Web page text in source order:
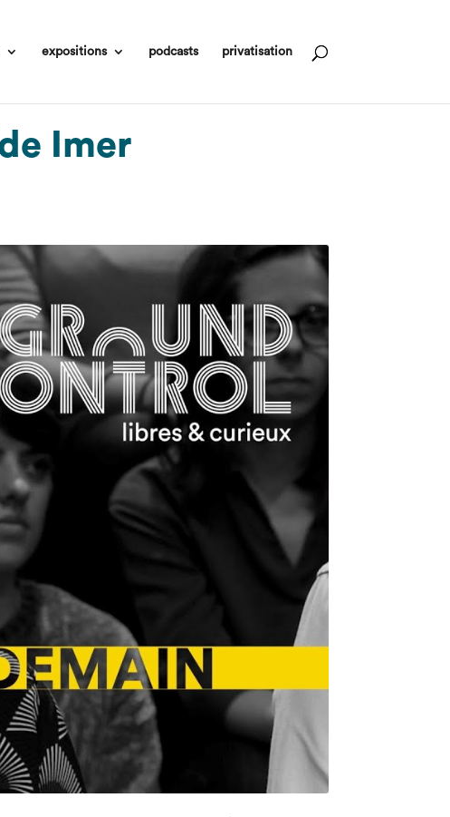
expositions podcasts privatisation
Imer